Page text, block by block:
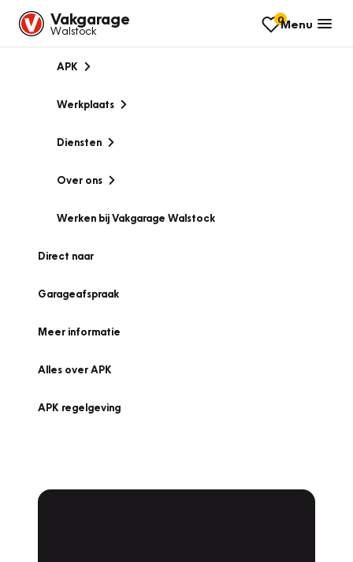
Vakgarage
Walstock
0Menu
APK
Werkplaats
Diensten
Over ons
Werken bij Vakgarage Walstock
Direct naar
Garageafspraak
Meer informatie
Alles over APK
APK regelgeving